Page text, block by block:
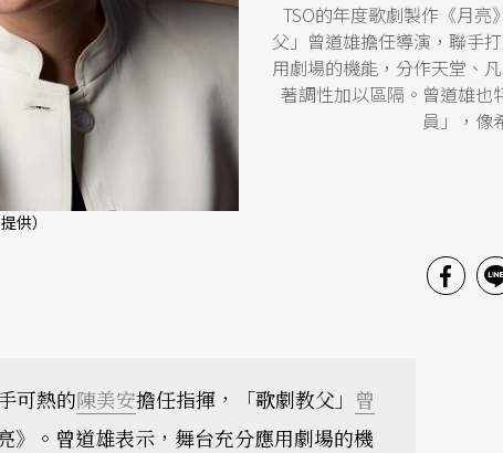
供）
TSO的年度歌劇製作《月
父」曾道雄擔任導演，聯手
用劇場的機能，分作天堂、
著調性加以區隔。曾道雄也
員」，像
可熱的陳美安擔任指揮，「歌劇教父」 曾
》。曾道雄表示，舞台充分應用劇場的機